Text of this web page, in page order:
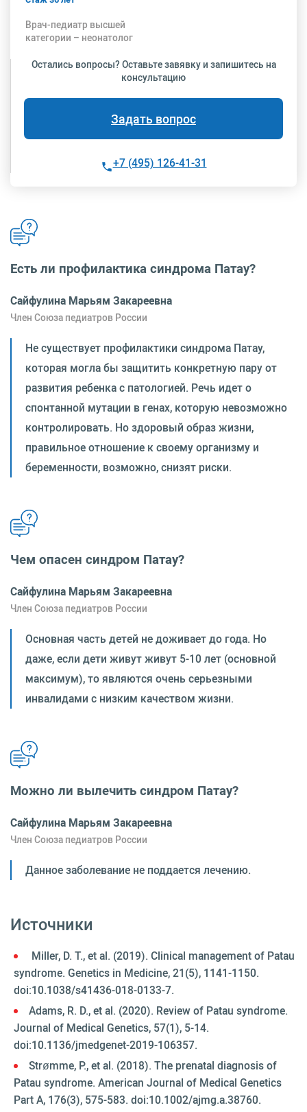
Врач-педиатр высшей
категории – неонатолог
Остались вопросы? Оставьте завявку и запишитесь на
консультацию
Задать вопрос
+7 (495) 126-41-31
Есть ли профилактика синдрома Патау?
Сайфулина Марьям Закареевна
Член Союза педиатров России
Не существует профилактики синдрома Патау,
которая могла бы защитить конкретную пару от
развития ребенка с патологией. Речь идет о
спонтанной мутации в генах, которую невозможно
контролировать. Но здоровый образ жизни,
правильное отношение к своему организму и
беременности, возможно, снизят риски.
Чем опасен синдром Патау?
Сайфулина Марьям Закареевна
Член Союза педиатров России
Основная часть детей не доживает до года. Но
даже, если дети живут живут 5-10 лет (основной
максимум), то являются очень серьезными
инвалидами с низким качеством жизни.
Можно ли вылечить синдром Патау?
Сайфулина Марьям Закареевна
Член Союза педиатров России
Данное заболевание не поддается лечению.
Источники
Miller, D. T., et al. (2019). Clinical management of Patau
syndrome. Genetics in Medicine, 21(5), 1141-1150.
doi:10.1038/s41436-018-0133-7.
Adams, R. D., et al. (2020). Review of Patau syndrome.
Journal of Medical Genetics, 57(1), 5-14.
doi:10.1136/jmedgenet-2019-106357.
Strømme, P., et al. (2018). The prenatal diagnosis of
Patau syndrome. American Journal of Medical Genetics
Part A, 176(3), 575-583. doi:10.1002/ajmg.a.38760.